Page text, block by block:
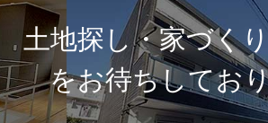
土地探し・家づく
をお待ちしてお